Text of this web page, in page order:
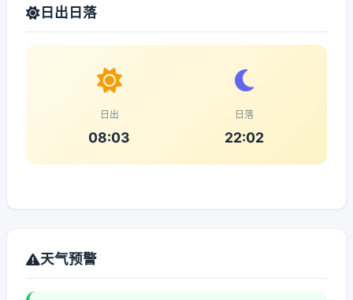
日出日落
日出
08:03
日落
22:02
天气预警